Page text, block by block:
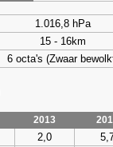
1.016,8 hPa
15 - 16km
6 octa's (Zwaar
2013
2,0